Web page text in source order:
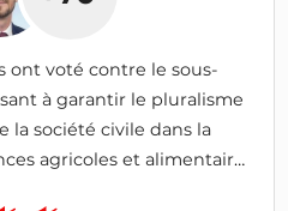
ont voté contre le sous-
à garantir le pluralisme
la société civile dans la
agricoles et alimentaire